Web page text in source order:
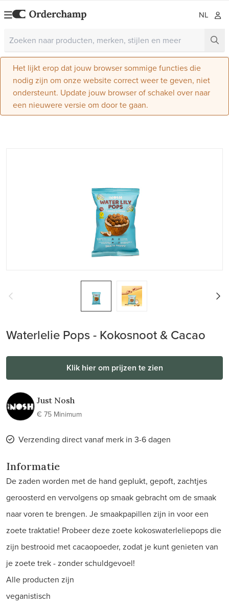
NL
Het lijkt erop dat jouw browser sommige functies die
nodig zijn om onze website correct weer te geven, niet
ondersteunt. Update jouw browser of schakel over naar
een nieuwere versie om door te gaan.
Waterlelie Pops - Kokosnoot & Cacao
Klik hier om prijzen te zien
Just Nosh
€ 75 Minimum
Verzending direct vanaf merk in 3-6 dagen
Informatie
De zaden worden met de hand geplukt, gepoft, zachtjes
geroosterd en vervolgens op smaak gebracht om de smaak
naar voren te brengen. Je smaakpapillen zijn in voor een
zoete traktatie! Probeer deze zoete kokoswaterleliepops die
zijn bestrooid met cacaopoeder, zodat je kunt genieten van
je zoete trek - zonder schuldgevoel!
Alle producten zijn
veganistisch